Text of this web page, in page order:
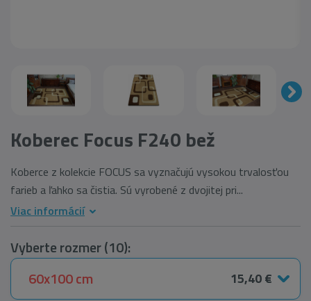
Koberec Focus F240 bež
Koberce z kolekcie FOCUS sa vyznačujú vysokou trvalosťou
farieb a ľahko sa čistia. Sú vyrobené z dvojitej pri...
Viac informácií
Vyberte rozmer (10):
60x100 cm
15,40 €